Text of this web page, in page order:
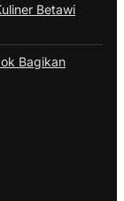
Betawi
Bagikan